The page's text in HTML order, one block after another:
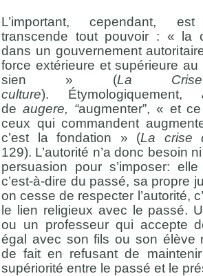
L’important, cependant,
transcende tout pouvoir : « la
dans un gouvernement
force extérieure et supérieure
sien » (La
culture). Étymologiquement,
de augere, “augmenter”, « et
ceux qui commandent
c’est la fondation » (La crise
129). L’autorité n’a donc besoin
persuasion pour s’imposer: elle
c’est-à-dire du passé, sa propre
on cesse de respecter l’autorité,
le lien religieux avec le passé.
ou un professeur qui accepte
égal avec son fils ou son élève
de fait en refusant de
supériorité entre le passé et le